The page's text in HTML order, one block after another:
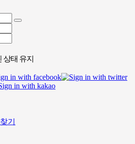
상태 유지
기